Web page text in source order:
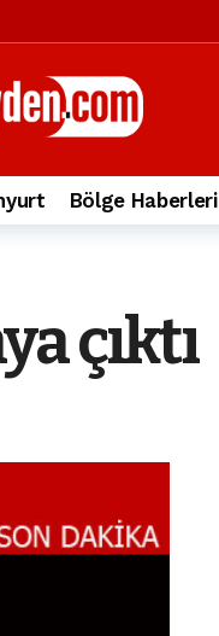
10 ay önce
önce
Bölge Haberleri
çıktı